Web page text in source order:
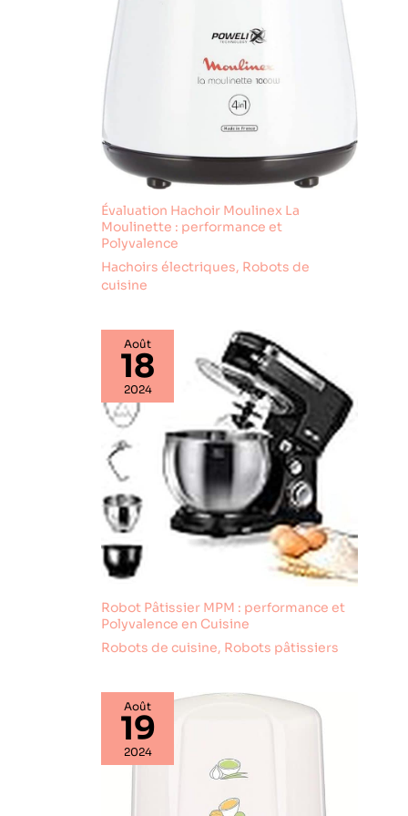
Évaluation Hachoir Moulinex La
Moulinette : performance et
Polyvalence
Hachoirs électriques, Robots de
cuisine
Août
18
2024
Robot Pâtissier MPM : performance et
Polyvalence en Cuisine
Robots de cuisine, Robots pâtissiers
Août
19
2024